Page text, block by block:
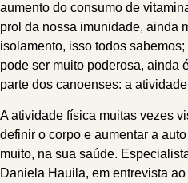
aumento do consumo de
prol da nossa imunidade, ainda
isolamento, isso todos
pode ser muito poderosa, ainda
parte dos canoenses: a
A atividade física muitas vezes
definir o corpo e aumentar a
muito, na sua saúde.
Daniela Hauila, em entrevista ao